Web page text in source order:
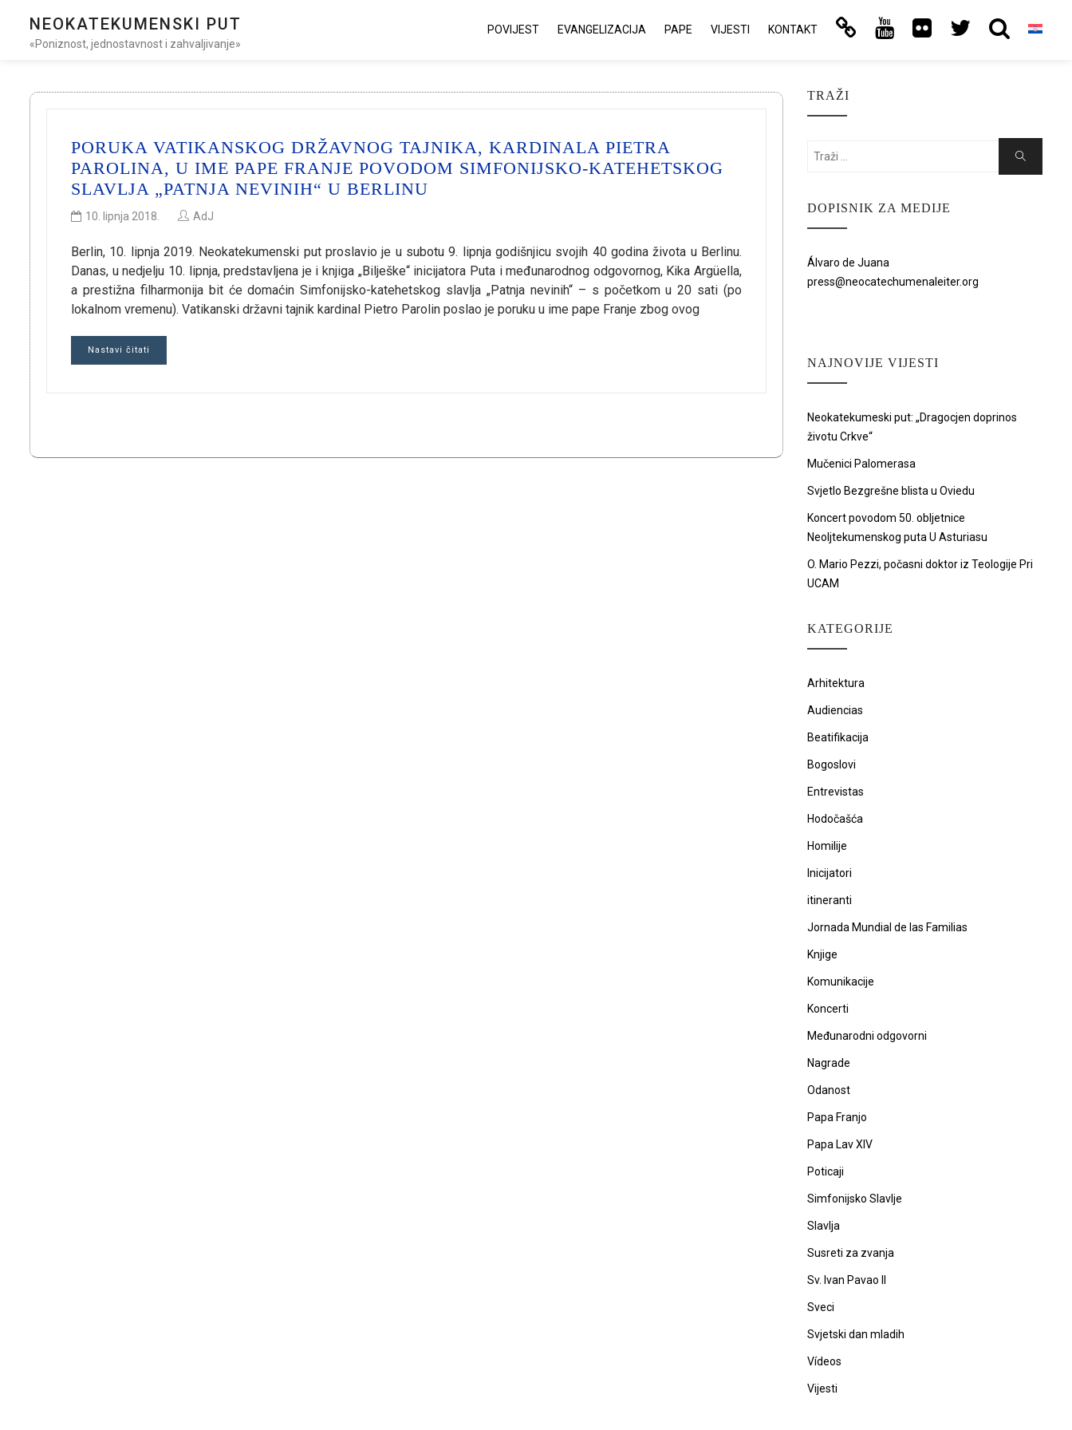
NEOKATEKUMENSKI PUT
«Poniznost, jednostavnost i zahvaljivanje»
POVIJEST EVANGELIZACIJA PAPE VIJESTI KONTAKT
PORUKA VATIKANSKOG DRŽAVNOG TAJNIKA, KARDINALA PIETRA
PAROLINA, U IME PAPE FRANJE POVODOM SIMFONIJSKO-KATEHETSKOG
SLAVLJA „PATNJA NEVINIH“ U BERLINU
10. lipnja 2018. AdJ
Berlin, 10. lipnja 2019. Neokatekumenski put proslavio je u subotu 9. lipnja godišnjicu svojih 40 godina života u Berlinu.
Danas, u nedjelju 10. lipnja, predstavljena je i knjiga „Bilješke“ inicijatora Puta i međunarodnog odgovornog, Kika Argüella,
a prestižna filharmonija bit će domaćin Simfonijsko-katehetskog slavlja „Patnja nevinih“ – s početkom u 20 sati (po
lokalnom vremenu). Vatikanski državni tajnik kardinal Pietro Parolin poslao je poruku u ime pape Franje zbog ovog
Nastavi čitati
TRAŽI
Search
Search
DOPISNIK ZA MEDIJE
Álvaro de Juana
press@neocatechumenaleiter.org
NAJNOVIJE VIJESTI
Neokatekumeski put: „Dragocjen doprinos
životu Crkve“
Mučenici Palomerasa
Svjetlo Bezgrešne blista u Oviedu
Koncert povodom 50. obljetnice
Neoljtekumenskog puta U Asturiasu
O. Mario Pezzi, počasni doktor iz Teologije Pri
UCAM
KATEGORIJE
Arhitektura
Audiencias
Beatifikacija
Bogoslovi
Entrevistas
Hodočašća
Homilije
Inicijatori
itineranti
Jornada Mundial de las Familias
Knjige
Komunikacije
Koncerti
Međunarodni odgovorni
Nagrade
Odanost
Papa Franjo
Papa Lav XIV
Poticaji
Simfonijsko Slavlje
Slavlja
Susreti za zvanja
Sv. Ivan Pavao II
Sveci
Svjetski dan mladih
Vídeos
Vijesti